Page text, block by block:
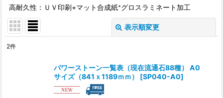
高耐久性：ＵＶ印刷+マット合成紙⁺グロスラミネート加工
表示順変更
2件
パワーストーン一覧表（現在流通石88種） A0
サイズ（841ｘ1189ｍｍ）
[SP040-A0]